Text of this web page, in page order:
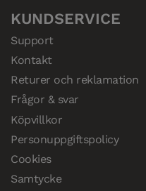
KUNDSERVICE
Support
Kontakt
Returer och reklamation
Frågor & svar
Köpvillkor
Personuppgiftspolicy
Cookies
Samtycke